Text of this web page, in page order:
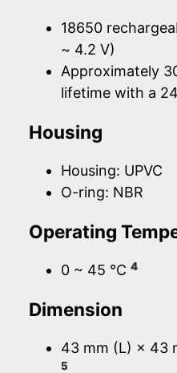
18650
~ 4.2 V)
Approximately
lifetime with a
Housing
Housing: UPVC
O-ring: NBR
Operating
0 ~ 45 °C 4
Dimension
43 mm (L) × 43
5